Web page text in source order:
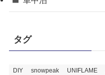
タグ
DIY snowpeak UNIFLAME